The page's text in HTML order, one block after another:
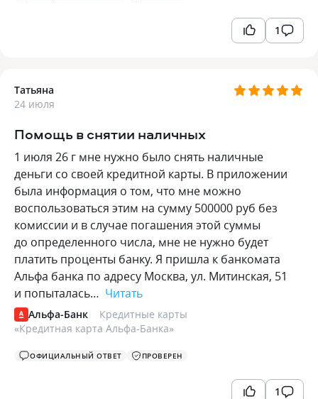
1
Татьяна
24 июля
Помощь в снятии наличных
1 июля 26 г мне нужно было снять наличные
деньги со своей кредитной карты. В приложении
была информация о том, что мне можно
воспользоваться этим на сумму 500000 руб без
комиссии и в случае погашения этой суммы
до определенного числа, мне не нужно будет
платить проценты банку. Я пришла к банкомата
Альфа банка по адресу Москва, ул. Митинская, 51
и попыталась… Читать
Альфа-Банк
Кредитные карты
«Кредитная карта Альфа-Банка»
ОФИЦИАЛЬНЫЙ ОТВЕТ ПРОВЕРЕН
1